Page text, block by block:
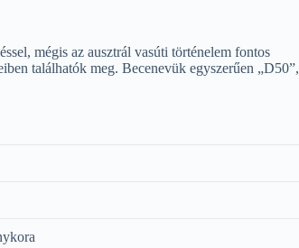
mégis az ausztrál vasúti történelem fontos
találhatók meg. Becenevük egyszerűen „D50”,